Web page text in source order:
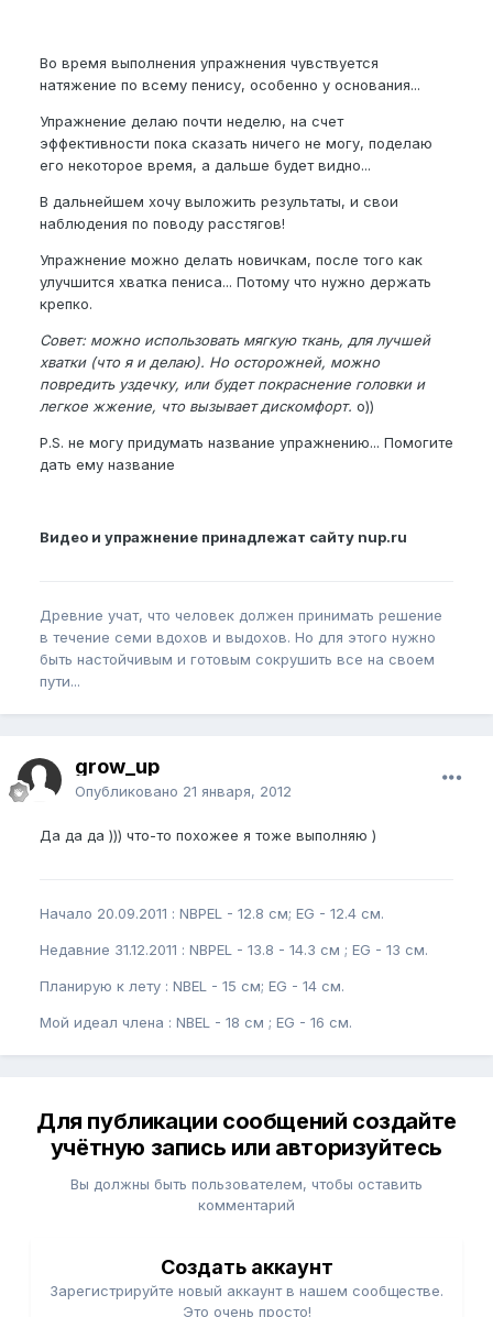
Во время выполнения упражнения чувствуется
натяжение по всему пенису, особенно у основания...
Упражнение делаю почти неделю, на счет
эффективности пока сказать ничего не могу, поделаю
его некоторое время, а дальше будет видно...
В дальнейшем хочу выложить результаты, и свои
наблюдения по поводу расстягов!
Упражнение можно делать новичкам, после того как
улучшится хватка пениса... Потому что нужно держать
крепко.
Совет: можно использовать мягкую ткань, для лучшей
хватки (что я и делаю). Но осторожней, можно
повредить уздечку, или будет покраснение головки и
легкое жжение, что вызывает дискомфорт. o))
P.S. не могу придумать название упражнению... Помогите
дать ему название
Видео и упражнение принадлежат сайту nup.ru
Древние учат, что человек должен принимать решение
в течение семи вдохов и выдохов. Но для этого нужно
быть настойчивым и готовым сокрушить все на своем
пути...
grow_up
Опубликовано 21 января, 2012
Да да да ))) что-то похожее я тоже выполняю )
Начало 20.09.2011 : NBPEL - 12.8 см; EG - 12.4 см.
Недавние 31.12.2011 : NBPEL - 13.8 - 14.3 см ; EG - 13 см.
Планирую к лету : NBEL - 15 см; EG - 14 см.
Мой идеал члена : NBEL - 18 см ; EG - 16 см.
Для публикации сообщений создайте
учётную запись или авторизуйтесь
Вы должны быть пользователем, чтобы оставить
комментарий
Создать аккаунт
Зарегистрируйте новый аккаунт в нашем сообществе.
Это очень просто!